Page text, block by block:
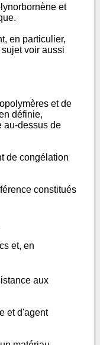
et
en particulier,
voir aussi
et de
définie,
au-dessus de
de congélation
constitués
et, en
aux
et d'agent